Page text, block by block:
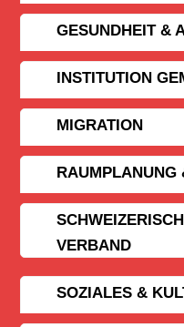
GESUNDHEIT &
INSTITUTION
MIGRATION
RAUMPLANUNG
VERBAND
SOZIALES &